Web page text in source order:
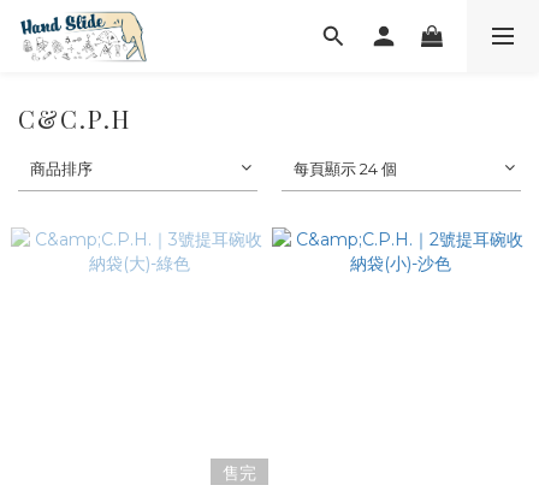
C&C.P.H
商品排序 每頁顯示 24 個
售完